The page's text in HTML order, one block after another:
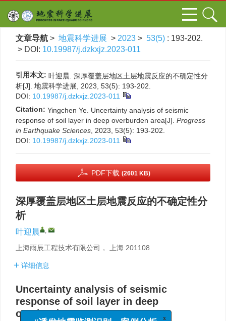
文章导航 > 地震科学进展 > 2023 > 53(5) : 193-202.
> DOI: 10.19987/j.dzkxjz.2023-011
引用本文: 叶迎晨. 深厚覆盖层地区土层地震反应的不确定性分
析[J]. 地震科学进展, 2023, 53(5): 193-202.
DOI: 10.19987/j.dzkxjz.2023-011
Citation: Yingchen Ye. Uncertainty analysis of seismic
response of soil layer in deep overburden area[J]. Progress
in Earthquake Sciences , 2023, 53(5): 193-202.
DOI: 10.19987/j.dzkxjz.2023-011
PDF下载 (2601 KB)
深厚覆盖层地区土层地震反应的不确定性分
析
叶迎晨 ,
上海雨辰工程技术有限公司， 上海 201108
详细信息
Uncertainty analysis of seismic
response of soil layer in deep
overburden area